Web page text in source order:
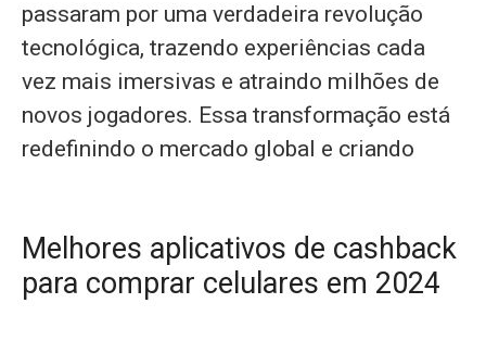
passaram por uma verdadeira revolução
tecnológica, trazendo experiências cada
vez mais imersivas e atraindo milhões de
novos jogadores. Essa transformação está
redefinindo o mercado global e criando
Melhores aplicativos de cashback
para comprar celulares em 2024